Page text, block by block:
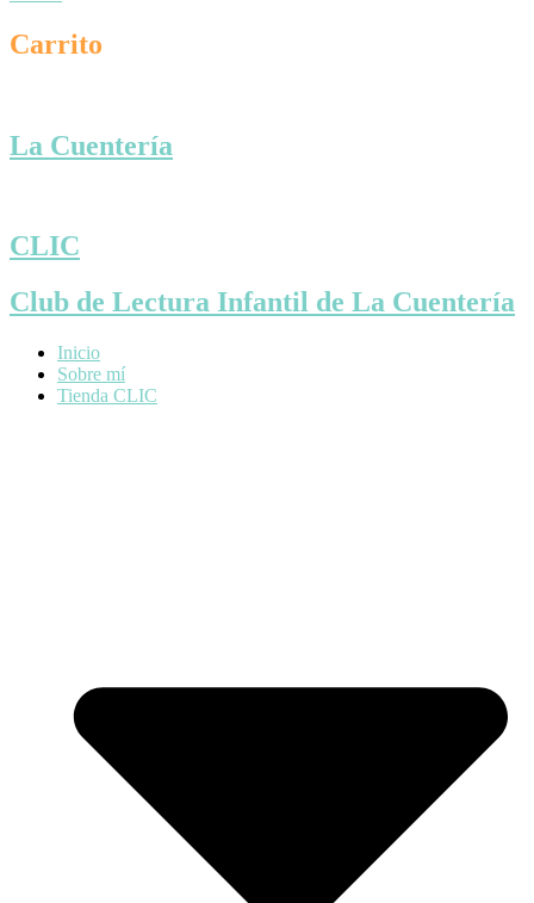
Carrito
La Cuentería
CLIC
Club de Lectura Infantil de La Cuentería
Inicio
Sobre mí
Tienda CLIC